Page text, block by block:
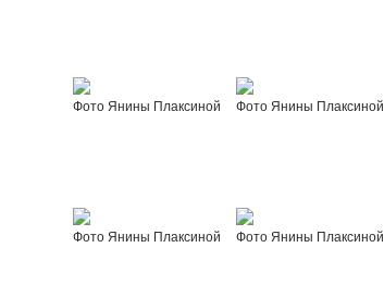
Фото Янины Плаксиной Фото Янины Плаксиной
Фото Янины Плаксиной Фото Янины Плаксиной